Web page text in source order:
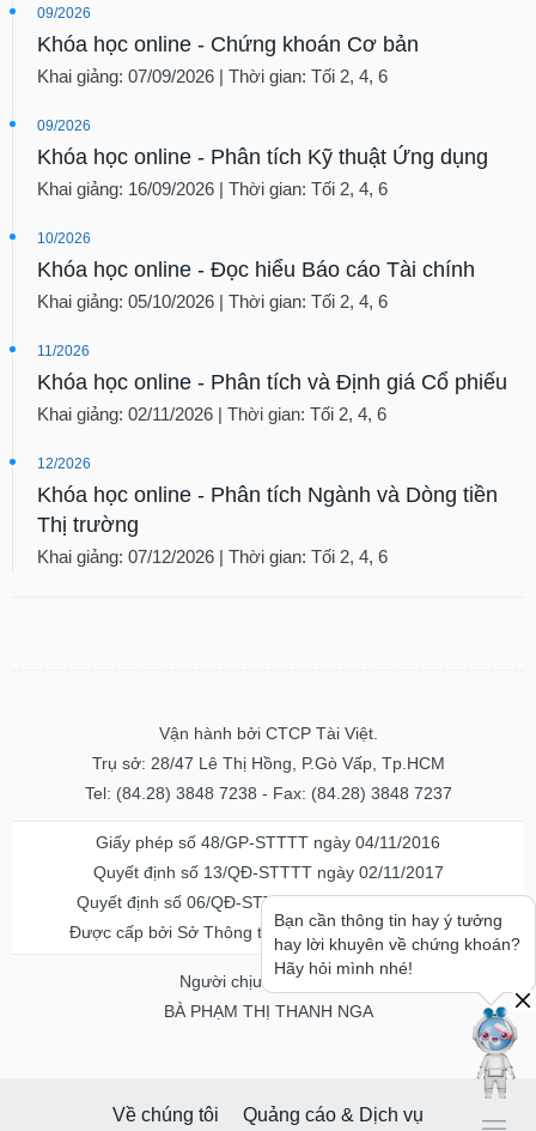
09/2026
Khóa học online - Chứng khoán Cơ bản
Khai giảng: 07/09/2026 | Thời gian: Tối 2, 4, 6
09/2026
Khóa học online - Phân tích Kỹ thuật Ứng dụng
Khai giảng: 16/09/2026 | Thời gian: Tối 2, 4, 6
10/2026
Khóa học online - Đọc hiểu Báo cáo Tài chính
Khai giảng: 05/10/2026 | Thời gian: Tối 2, 4, 6
11/2026
Khóa học online - Phân tích và Định giá Cổ phiếu
Khai giảng: 02/11/2026 | Thời gian: Tối 2, 4, 6
12/2026
Khóa học online - Phân tích Ngành và Dòng tiền
Thị trường
Khai giảng: 07/12/2026 | Thời gian: Tối 2, 4, 6
Vận hành bởi CTCP Tài Việt.
Trụ sở: 28/47 Lê Thị Hồng, P.Gò Vấp, Tp.HCM
Tel: (84.28) 3848 7238 - Fax: (84.28) 3848 7237
Giấy phép số 48/GP-STTTT ngày 04/11/2016
Quyết định số 13/QĐ-STTTT ngày 02/11/2017
Quyết định số 06/QĐ-STTTT-ICP ngày 20/07/2023
Được cấp bởi Sở Thông tin và Truyền thông TPHCM
Người chịu trách nhiệm
BÀ PHẠM THỊ THANH NGA
Về chúng tôi Quảng cáo & Dịch vụ
Bạn cần thông tin hay ý tưởng
hay lời khuyên về chứng khoán?
Hãy hỏi mình nhé!